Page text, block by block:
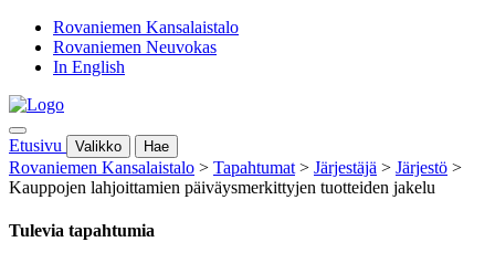
Rovaniemen Kansalaistalo
Rovaniemen Neuvokas
In English
Etusivu Valikko Hae
Rovaniemen Kansalaistalo > Tapahtumat > Järjestäjä > Järjestö >
Kauppojen lahjoittamien päiväysmerkittyjen tuotteiden jakelu
Tulevia tapahtumia